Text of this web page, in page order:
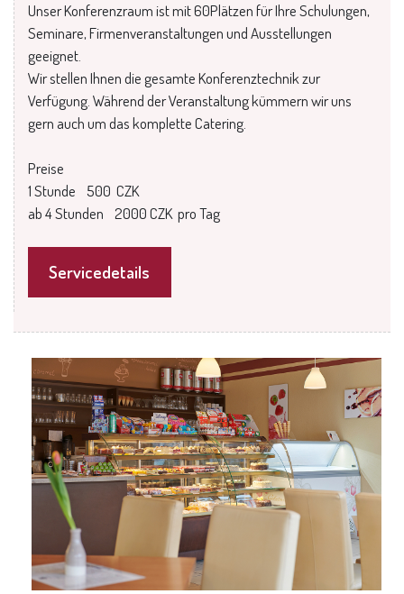
Unser Konferenzraum ist mit 60Plätzen für Ihre Schulungen,
Seminare, Firmenveranstaltungen und Ausstellungen
geeignet.
Wir stellen Ihnen die gesamte Konferenztechnik zur
Verfügung. Während der Veranstaltung kümmern wir uns
gern auch um das komplette Catering.
Preise
1 Stunde 500 CZK
ab 4 Stunden 2000 CZK pro Tag
Servicedetails